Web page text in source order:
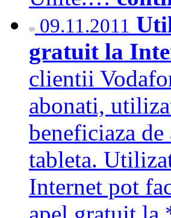
09.11.2011
gratuit la
clientii
abonati,
beneficiaza
tableta.
Internet pot